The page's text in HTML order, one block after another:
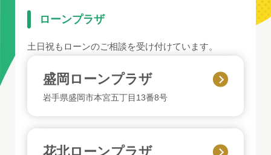
ローンプラザ
土日祝もローンのご相談を受け付けています。
盛岡ローンプラザ
岩手県盛岡市本宮五丁目13番8号
花北ローンプラザ